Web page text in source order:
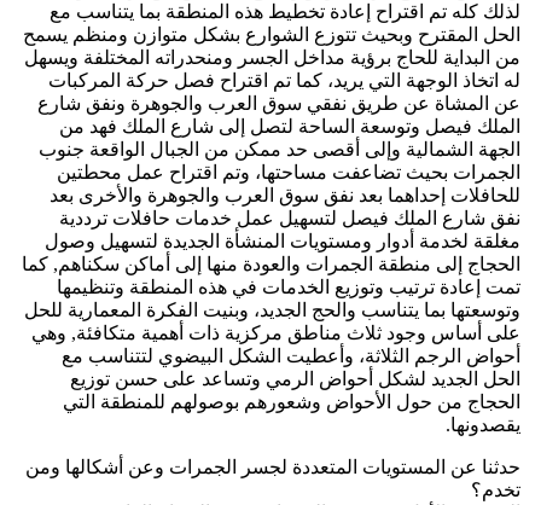
لذلك كله تم اقتراح إعادة تخطيط هذه المنطقة بما يتناسب مع
الحل المقترح وبحيث تتوزع الشوارع بشكل متوازن ومنظم يسمح
من البداية للحاج برؤية مداخل الجسر ومنحدراته المختلفة ويسهل
له اتخاذ الوجهة التي يريد، كما تم اقتراح فصل حركة المركبات
عن المشاة عن طريق نفقي سوق العرب والجوهرة ونفق شارع
الملك فيصل وتوسعة الساحة لتصل إلى شارع الملك فهد من
الجهة الشمالية وإلى أقصى حد ممكن من الجبال الواقعة جنوب
الجمرات بحيث تضاعفت مساحتها، وتم اقتراح عمل محطتين
للحافلات إحداهما بعد نفق سوق العرب والجوهرة والأخرى بعد
نفق شارع الملك فيصل لتسهيل عمل خدمات حافلات ترددية
مغلقة لخدمة أدوار ومستويات المنشأة الجديدة لتسهيل وصول
الحجاج إلى منطقة الجمرات والعودة منها إلى أماكن سكناهم, كما
تمت إعادة ترتيب وتوزيع الخدمات في هذه المنطقة وتنظيمها
وتوسعتها بما يتناسب والحج الجديد، وبنيت الفكرة المعمارية للحل
على أساس وجود ثلاث مناطق مركزية ذات أهمية متكافئة, وهي
أحواض الرجم الثلاثة، وأعطيت الشكل البيضوي لتتناسب مع
الحل الجديد لشكل أحواض الرمي وتساعد على حسن توزيع
الحجاج من حول الأحواض وشعورهم بوصولهم للمنطقة التي
يقصدونها.
حدثنا عن المستويات المتعددة لجسر الجمرات وعن أشكالها ومن
تخدم؟